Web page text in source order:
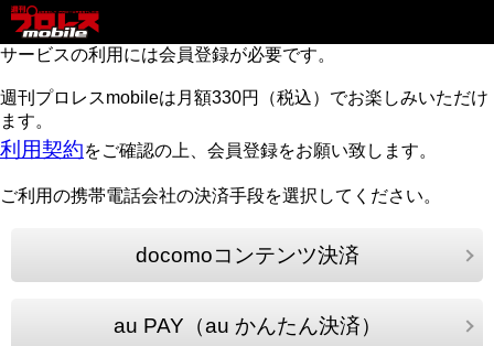
サービスの利用には会員登録が必要です。
週刊プロレスmobileは月額330円（税込）でお楽しみいただけ
ます。
利用契約をご確認の上、会員登録をお願い致します。
ご利用の携帯電話会社の決済手段を選択してください。
docomoコンテンツ決済
au PAY（au かんたん決済）